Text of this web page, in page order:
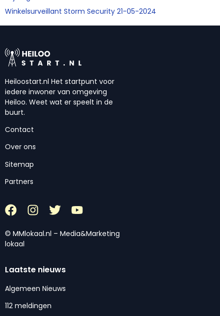
Winkelsurveillant Storm Security 21-05-2024
Heiloostart.nl Het startpunt voor
iedere inwoner van omgeving
Heiloo. Weet wat er speelt in de
buurt.
Contact
Over ons
Sitemap
Partners
© MMlokaal.nl – Media&Marketing
lokaal
Laatste nieuws
Algemeen Nieuws
112 meldingen